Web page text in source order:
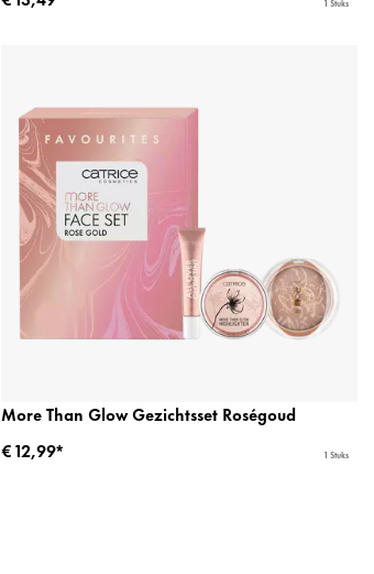
1 Stuks
More Than Glow Gezichtsset Roségoud
€ 12,99*
1 Stuks